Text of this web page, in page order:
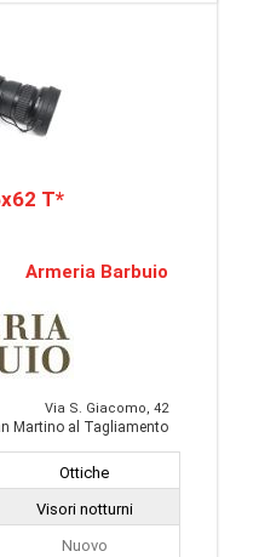
T*
Armeria Barbuio
Via S. Giacomo, 42
Martino al Tagliamento
Ottiche
Visori notturni
Nuovo